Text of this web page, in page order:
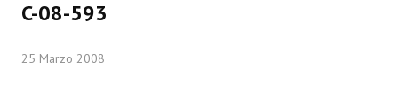
C-08-593
25 Marzo 2008